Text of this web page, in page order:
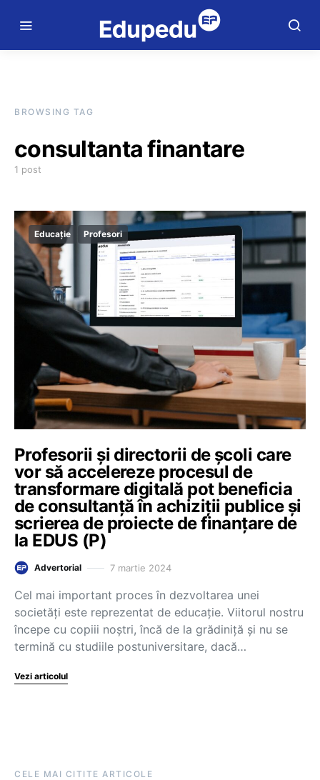
BROWSING TAG
consultanta finantare
1 post
Educație Profesori
Profesorii și directorii de școli care
vor să accelereze procesul de
transformare digitală pot beneficia
de consultanță în achiziții publice și
scrierea de proiecte de finanțare de
la EDUS (P)
Advertorial 7 martie 2024
Cel mai important proces în dezvoltarea unei
societăți este reprezentat de educație. Viitorul nostru
începe cu copiii noștri, încă de la grădiniță și nu se
termină cu studiile postuniversitare, dacă…
Vezi articolul
CELE MAI CITITE ARTICOLE